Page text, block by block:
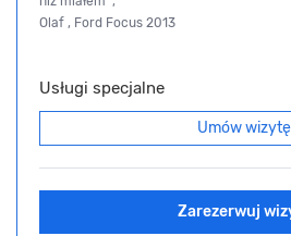
Olaf , Ford Focus 2013
Usługi specjalne
Umów wizytę
Zarezerwuj